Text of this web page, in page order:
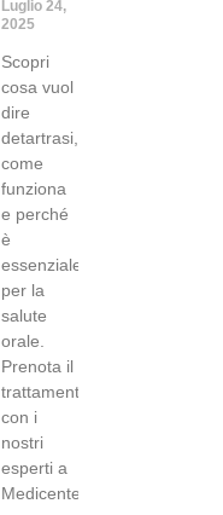
Luglio 24,
2025
Scopri
cosa vuol
dire
detartrasi,
come
funziona
e perché
è
essenziale
per la
salute
orale.
Prenota il
trattamento
con i
nostri
esperti a
Medicenter.